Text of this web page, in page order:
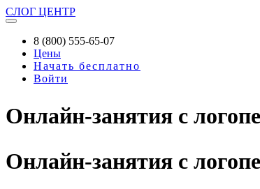
СЛОГ ЦЕНТР
8 (800) 555-65-07
Цены
Начать бесплатно
Войти
Онлайн-занятия с
Онлайн-занятия с